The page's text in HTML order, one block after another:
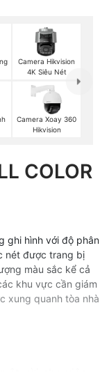
Camera Hikvision
4K Siêu Nét
Camera Xoay 360
Hikvision
COLOR
ghi hình với độ phân
nét được trang bị
màu sắc kể cả
khu vực cần giám
xung quanh tòa